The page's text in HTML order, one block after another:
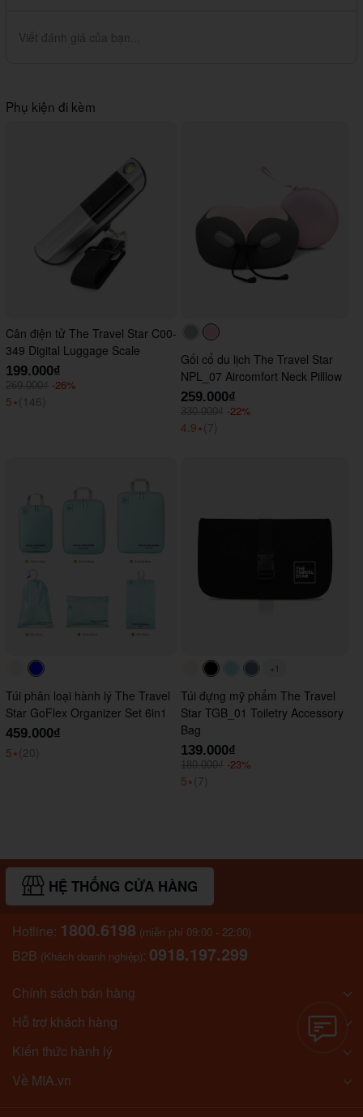
Viết đánh giá của bạn...
Phụ kiện đi kèm
Cân điện tử The Travel Star C00-
349 Digital Luggage Scale
199.000₫
269.000₫ -26%
5⭑ (146)
#acacac#ffc0cb
Gối cổ du lịch The Travel Star
NPL_07 Aircomfort Neck Pilllow
259.000₫
330.000₫ -22%
4.9⭑ (7)
#faf0e6
Túi phân loại hành lý The Travel
Star GoFlex Organizer Set 6in1
459.000₫
5⭑ (20)
#faf0e6#000000#ADD8E6
#647290
+1
Túi đựng mỹ phẩm The Travel
Star TGB_01 Toiletry Accessory
Bag
139.000₫
180.000₫ -23%
5⭑ (7)
HỆ THỐNG CỬA HÀNG
Hotline: 1800.6198 (miễn phí 09:00 - 22:00)
B2B (Khách doanh nghiệp): 0918.197.299
Chính sách bán hàng
Hỗ trợ khách hàng
Kiến thức hành lý
Về MIA.vn